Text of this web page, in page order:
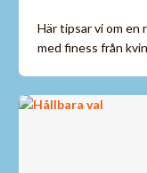
Här tipsar vi om en
med finess från